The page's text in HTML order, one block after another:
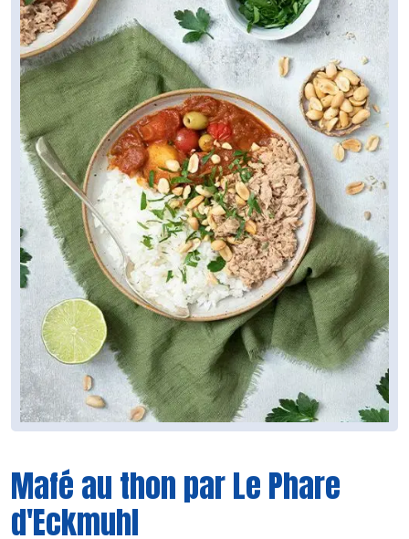
Mafé au thon par Le Phare
d'Eckmuhl